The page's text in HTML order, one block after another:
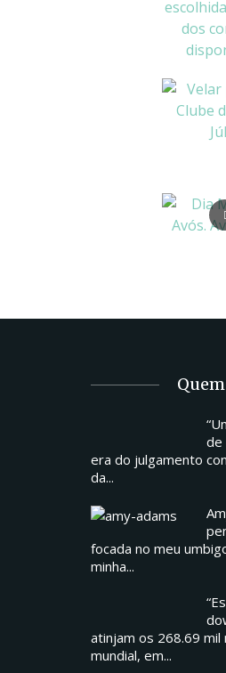
de
era do julgamento
da...
focada no meu
minha...
atinjam os 268.69 mil
mundial, em...